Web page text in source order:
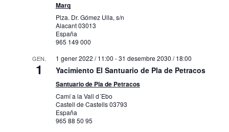
Marq
Plza. Dr. Gómez Ulla, s/n
Alacant03013
España
965 149 000
GEN.
1
1 gener 2022 / 11:00 -31 desembre 2030 / 18:00
Yacimiento El Santuario de Pla de Petracos
Santuario de Pla de Petracos
Camí a la Vall d´Ebo
Castell de Castells03793
España
965 88 50 95